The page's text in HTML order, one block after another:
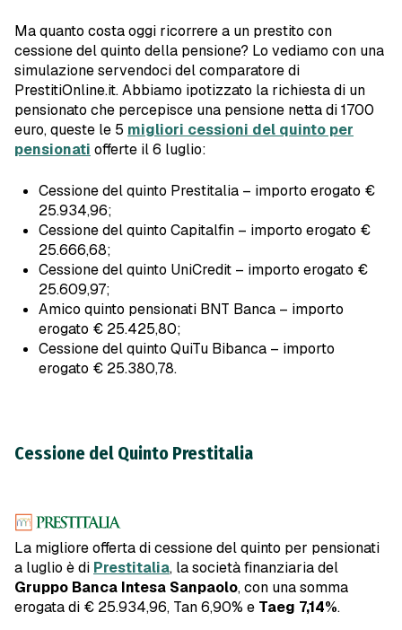
Ma quanto costa oggi ricorrere a un prestito con
cessione del quinto della pensione? Lo vediamo con una
simulazione servendoci del comparatore di
PrestitiOnline.it. Abbiamo ipotizzato la richiesta di un
pensionato che percepisce una pensione netta di 1700
euro, queste le 5 migliori cessioni del quinto per
pensionati offerte il 6 luglio:
Cessione del quinto Prestitalia – importo erogato €
25.934,96;
Cessione del quinto Capitalfin – importo erogato €
25.666,68;
Cessione del quinto UniCredit – importo erogato €
25.609,97;
Amico quinto pensionati BNT Banca – importo
erogato € 25.425,80;
Cessione del quinto QuiTu Bibanca – importo
erogato € 25.380,78.
Cessione del Quinto Prestitalia
La migliore offerta di cessione del quinto per pensionati
a luglio è di Prestitalia, la società finanziaria del
Gruppo Banca Intesa Sanpaolo, con una somma
erogata di € 25.934,96, Tan 6,90% e Taeg 7,14%.